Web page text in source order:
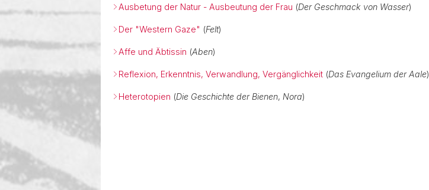
Ausbetung der Natur - Ausbeutung der Frau (Der Geschmack von Wasser)
Der "Western Gaze" (Felt)
Affe und Äbtissin (Aben)
Reflexion, Erkenntnis, Verwandlung, Vergänglichkeit (Das Evangelium der Aale)
Heterotopien (Die Geschichte der Bienen, Nora)